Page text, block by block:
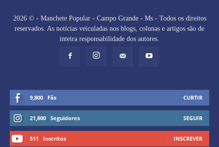
2026 © - Manchete Popular - Campo Grande - Ms - Todos os direitos
reservados. As notícias veiculadas nos blogs, colunas e artigos são de
inteira responsabilidade dos autores.
9,800 Fãs CURTIR
21,800 Seguidores SEGUIR
511 Inscritos INSCREVER